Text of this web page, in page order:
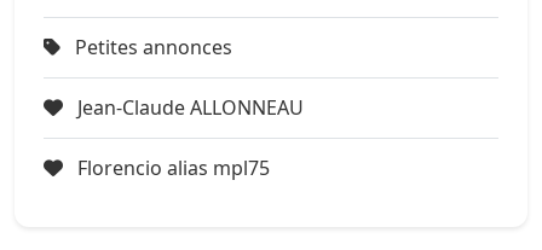
Petites annonces
Jean-Claude ALLONNEAU
Florencio alias mpl75